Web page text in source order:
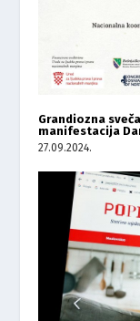
Grandiozna
manifestacija
27.09.2024.